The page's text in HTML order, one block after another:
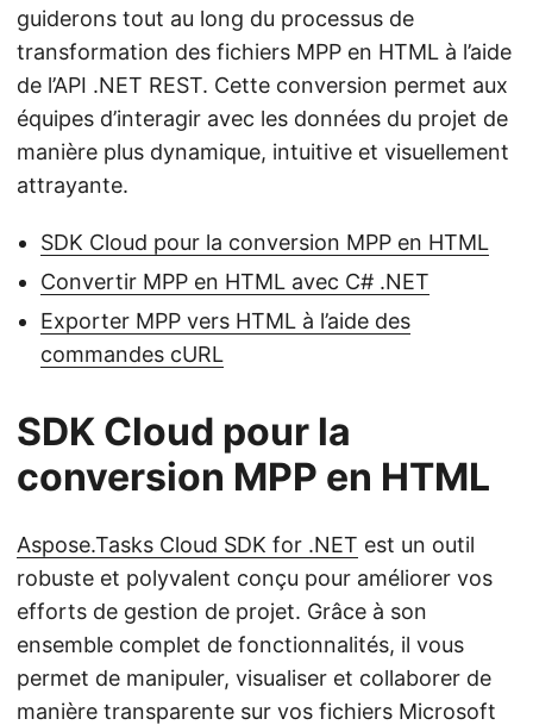
guiderons tout au long du processus de
transformation des fichiers MPP en HTML à l’aide
de l’API .NET REST. Cette conversion permet aux
équipes d’interagir avec les données du projet de
manière plus dynamique, intuitive et visuellement
attrayante.
SDK Cloud pour la conversion MPP en HTML
Convertir MPP en HTML avec C# .NET
Exporter MPP vers HTML à l’aide des
commandes cURL
SDK Cloud pour la
conversion MPP en HTML
Aspose.Tasks Cloud SDK for .NET est un outil
robuste et polyvalent conçu pour améliorer vos
efforts de gestion de projet. Grâce à son
ensemble complet de fonctionnalités, il vous
permet de manipuler, visualiser et collaborer de
manière transparente sur vos fichiers Microsoft